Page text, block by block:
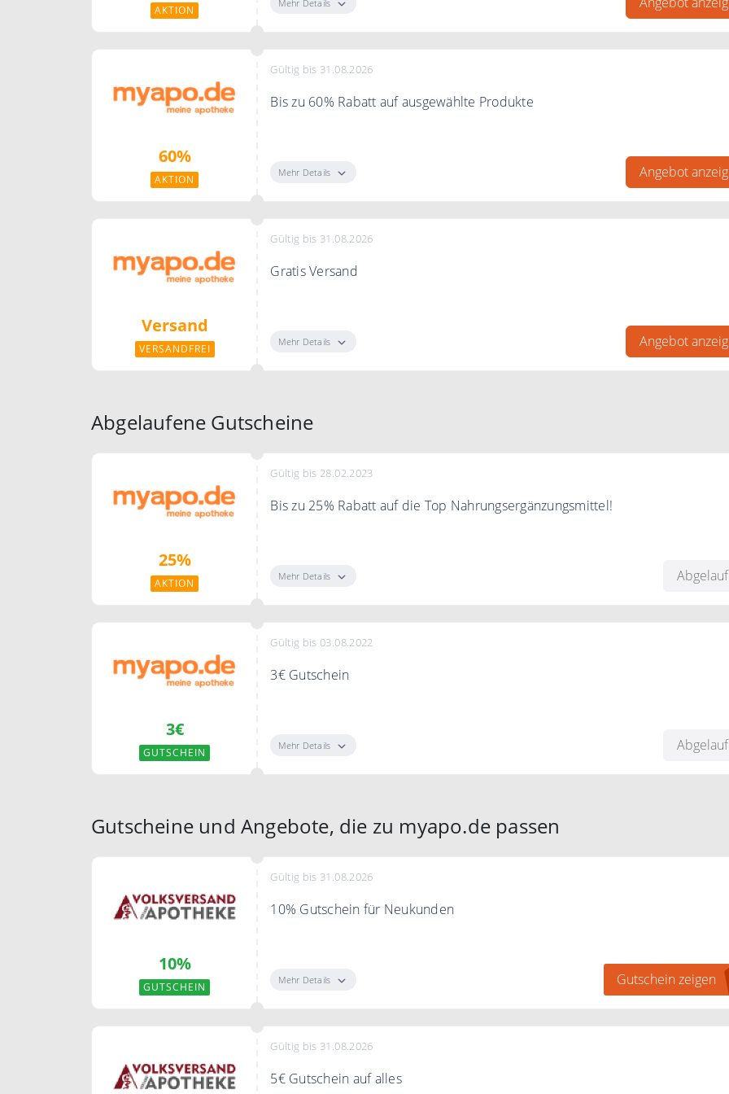
AKTION
Mehr Details
60%
AKTION
Gültig bis 31.08.2026
Bis zu 60% Rabatt auf ausgewählte Produkte
Mehr Details Angebot
Versand
VERSANDFREI
Gültig bis 31.08.2026
Gratis Versand
Mehr Details Angebot
Abgelaufene Gutscheine
25%
AKTION
Gültig bis 28.02.2023
Bis zu 25% Rabatt auf die Top Nahrungsergänzungsmittel!
Mehr Details
3€
GUTSCHEIN
Gültig bis 03.08.2022
3€ Gutschein
Mehr Details
Gutscheine und Angebote, die zu myapo.de passen
10%
GUTSCHEIN
Gültig bis 31.08.2026
10% Gutschein für Neukunden
Mindestbestellwert von 49€ (außer Bücher) für registrierte Neukunden.
Mehr Details Gutschein zeigen
Gültig bis 31.08.2026
5€ Gutschein auf alles